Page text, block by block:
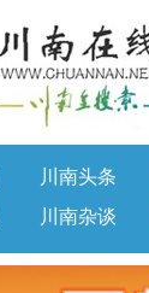
川南头条
川南杂谈